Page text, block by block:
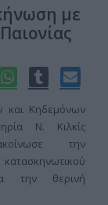
με
και Κηδεμόνων
Ν. Κιλκίς
την
την θερινή